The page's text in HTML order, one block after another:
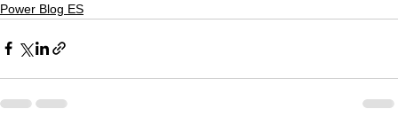
Power Blog ES